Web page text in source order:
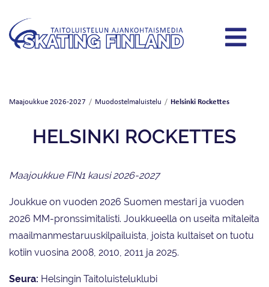
Maajoukkue 2026-2027 / Muodostelmaluistelu / Helsinki Rockettes
HELSINKI ROCKETTES
Maajoukkue FIN1 kausi 2026-2027
Joukkue on vuoden 2026 Suomen mestari ja vuoden
2026 MM-pronssimitalisti. Joukkueella on useita mitaleita
maailmanmestaruuskilpailuista, joista kultaiset on tuotu
kotiin vuosina 2008, 2010, 2011 ja 2025.
Seura: Helsingin Taitoluisteluklubi